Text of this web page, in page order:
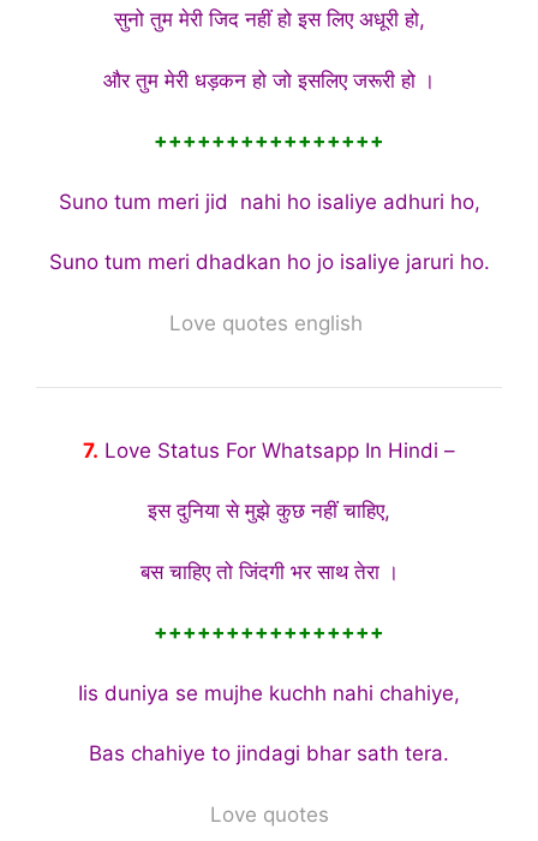
सुनो तुम मेरी जिद नहीं हो इस लिए अधूरी हो,
और तुम मेरी धड़कन हो जो इसलिए जरूरी हो ।
++++++++++++++++
Suno tum meri jid nahi ho isaliye adhuri ho,
Suno tum meri dhadkan ho jo isaliye jaruri ho.
Love quotes english
7. Love Status For Whatsapp In Hindi –
इस दुनिया से मुझे कुछ नहीं चाहिए,
बस चाहिए तो जिंदगी भर साथ तेरा ।
++++++++++++++++
Iis duniya se mujhe kuchh nahi chahiye,
Bas chahiye to jindagi bhar sath tera.
Love quotes